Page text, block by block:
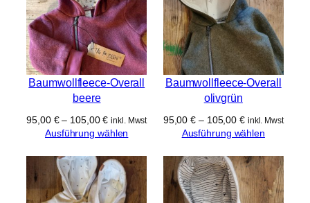
Baumwollfleece-Overall
beere
95,00 €– 105,00€ inkl. Mwst
Ausführung wählen
Baumwollfleece-Overall
olivgrün
95,00€ – 105,00€ inkl. Mwst
Ausführung wählen